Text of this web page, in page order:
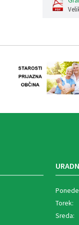
Torek:
Sreda: